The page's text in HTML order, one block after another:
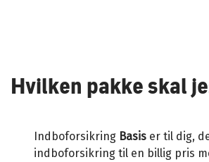
Hvilken pakke skal
Indboforsikring Basis er til dig,
indboforsikring til en billig pris